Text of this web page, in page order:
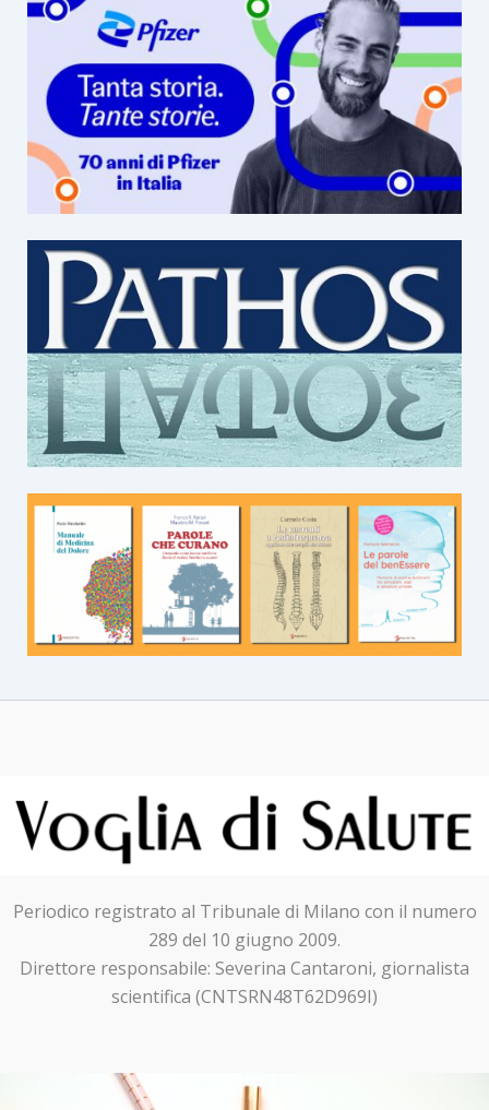
Periodico registrato al Tribunale di Milano con il numero
289 del 10 giugno 2009.
Direttore responsabile: Severina Cantaroni, giornalista
scientifica (CNTSRN48T62D969I)